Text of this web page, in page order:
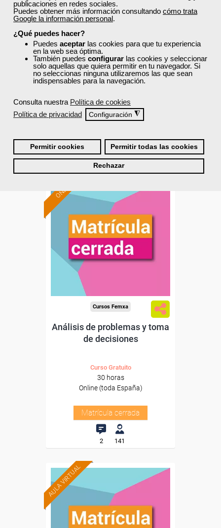
publicaciones en redes sociales.
Puedes obtener más información consultando cómo trata
Google la información personal.
¿Qué puedes hacer?
Puedes aceptar las cookies para que tu experiencia
en la web sea óptima.
También puedes configurar las cookies y seleccionar
solo aquellas que quiera permitir en tu navegador. Si
no seleccionas ninguna utilizaremos las que sean
indispensables para la navegación.
Consulta nuestra Política de cookies
Política de privacidad
Configuración ◮
Permitir cookies Permitir todas las cookies
Rechazar
Cursos Femxa
Implantación de aplicaciones
web en entornos internet,
intranet...
Curso Gratuito
90 horas
Matrícula cerrada
0
ONLINE
Cursos Femxa
Análisis de problemas y toma
de decisiones
Curso Gratuito
30 horas
Online (toda España)
Matrícula cerrada
2 141
AULA VIRTUAL